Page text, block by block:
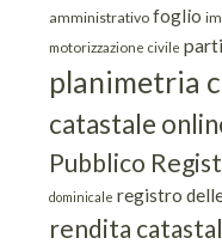
amministrativo foglio
motorizzazione civile
planimetria
catastale
Pubblico
dominicale registro
rendita